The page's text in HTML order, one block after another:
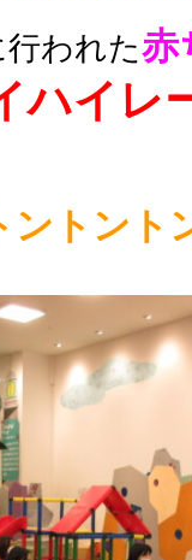
行われた赤
ハイ レ
ントン